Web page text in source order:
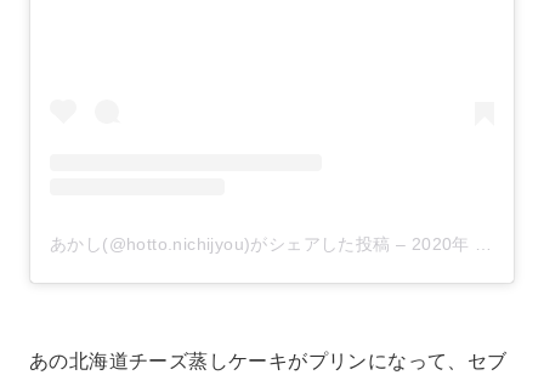
あかし(@hotto.nichijyou)がシェアした投稿 – 2020年 9月月14日午前4時29分PDT
あの北海道チーズ蒸しケーキがプリンになって、セブ